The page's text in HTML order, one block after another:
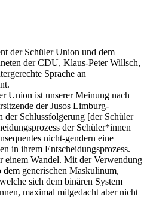
der Schüler Union und dem
der CDU, Klaus-Peter Willsch,
Sprache an
Union ist unserer Meinung nach
der Jusos Limburg-
Schlussfolgerung [der Schüler
der Schüler*innen
nicht-gendern eine
in ihrem Entscheidungsprozess.
einem Wandel. Mit der Verwendung
generischen Maskulinum,
sich dem binären System
maximal mitgedacht aber nicht